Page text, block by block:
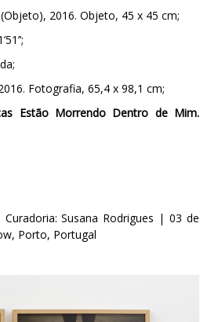
2016. Objeto, 45 x 45 cm;
Fotografia, 65,4 x 98,1 cm;
Estão Morrendo Dentro de Mim.
Susana Rodrigues | 03 de
Porto, Portugal